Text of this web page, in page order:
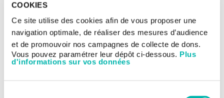
COOKIES
Ce site utilise des cookies afin de vous proposer une
navigation optimale, de réaliser des mesures d’audience
et de promouvoir nos campagnes de collecte de dons.
Vous pouvez paramétrer leur dépôt ci-dessous. Plus
d'informations sur vos données
compression nerveuse ou mécanique (troubles moteurs,
de la miction ou de la défécation).
Une tumeur d'une côte qui se développe uniquement dans
le thorax peut se manifester par des troubles respiratoires
ou par un épanchement dans la plèvre (liquide autour du
poumon).